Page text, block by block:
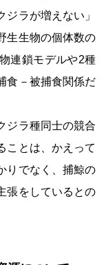
ラが増えない」
生生物の個体数の
連鎖モデルや2種
食－被捕食関係だ
ジラ種同士の競合
ことは、かえって
りでなく、捕鯨の
張をしているとの